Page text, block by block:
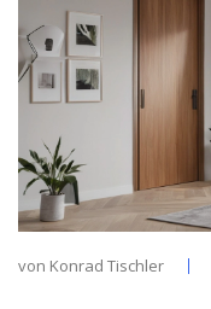
von Konrad Tischler